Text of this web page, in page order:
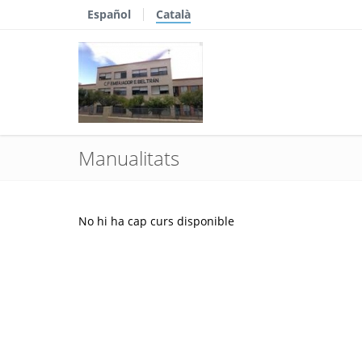
Español Català
Manualitats
No hi ha cap curs disponible